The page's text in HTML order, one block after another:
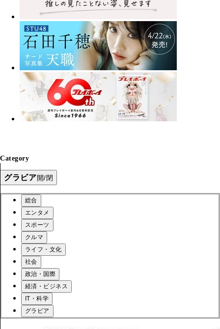
Category
グラビア開/閉
総合
エンタメ
スポーツ
クルマ
ライフ・文化
社会
政治・国際
経済・ビジネス
IT・科学
グラビア